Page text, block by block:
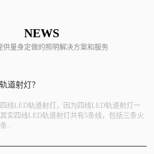
NEWS
供量身定做的照明解决方案和服务
道射灯？
线LED轨道射灯，因为四线LED轨道射灯一
实四线LED轨道射灯共有5条线，包括三条火
..